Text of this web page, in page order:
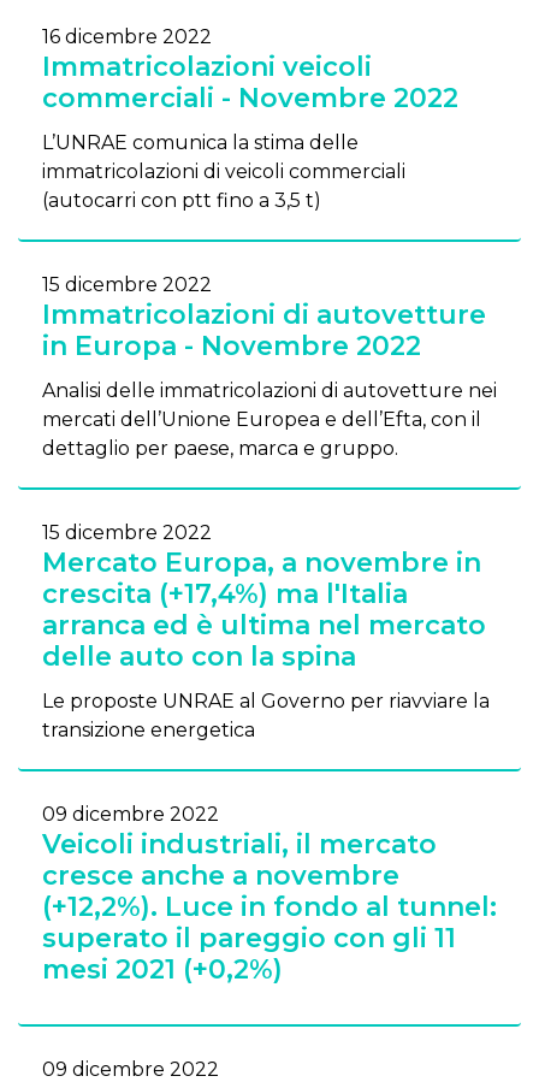
16 dicembre 2022
Immatricolazioni veicoli
commerciali - Novembre 2022
L’UNRAE comunica la stima delle
immatricolazioni di veicoli commerciali
(autocarri con ptt fino a 3,5 t)
15 dicembre 2022
Immatricolazioni di autovetture
in Europa - Novembre 2022
Analisi delle immatricolazioni di autovetture nei
mercati dell’Unione Europea e dell’Efta, con il
dettaglio per paese, marca e gruppo.
15 dicembre 2022
Mercato Europa, a novembre in
crescita (+17,4%) ma l'Italia
arranca ed è ultima nel mercato
delle auto con la spina
Le proposte UNRAE al Governo per riavviare la
transizione energetica
09 dicembre 2022
Veicoli industriali, il mercato
cresce anche a novembre
(+12,2%). Luce in fondo al tunnel:
superato il pareggio con gli 11
mesi 2021 (+0,2%)
09 dicembre 2022